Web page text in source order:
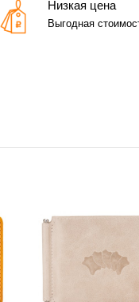
Низкая цена
Выгодная